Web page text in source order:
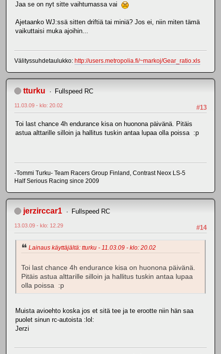
Jaa se on nyt sitte vaihtumassa vai
Ajetaanko WJ:ssä sitten driftiä tai miniä? Jos ei, niin miten tämä
vaikuttaisi muka ajoihin...
Välityssuhdetaulukko: http://users.metropolia.fi/~markoj/Gear_ratio.xls
tturku Fullspeed RC
#13
11.03.09 - klo: 20.02
Toi last chance 4h endurance kisa on huonona päivänä. Pitäis
astua alttarille silloin ja hallitus tuskin antaa lupaa olla poissa :p
-Tommi Turku- Team Racers Group Finland, Contrast Neox LS-5
Half Serious Racing since 2009
jerzirccar1 Fullspeed RC
#14
13.03.09 - klo: 12.29
Lainaus käyttäjältä: tturku - 11.03.09 - klo: 20.02
Toi last chance 4h endurance kisa on huonona päivänä.
Pitäis astua alttarille silloin ja hallitus tuskin antaa lupaa
olla poissa :p
Muista avioehto koska jos et sitä tee ja te erootte niin hän saa
puolet sinun rc-autoista :lol:
Jerzi